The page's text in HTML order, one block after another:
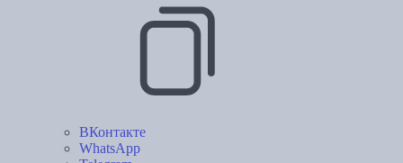
ВКонтакте
WhatsApp